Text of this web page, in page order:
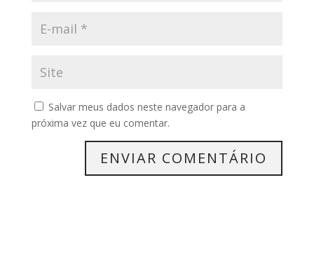
Salvar meus dados neste navegador para a
próxima vez que eu comentar.